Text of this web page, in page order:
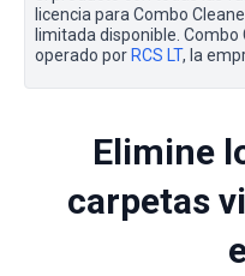
licencia para Combo
limitada disponible.
operado por RCS LT, la
Elimine
carpetas